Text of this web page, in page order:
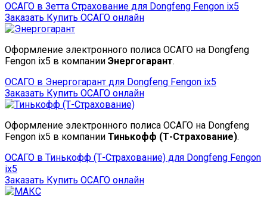
ОСАГО в Зетта Страхование для Dongfeng Fengon ix5
Заказать Купить ОСАГО онлайн
Оформление электронного полиса ОСАГО на Dongfeng
Fengon ix5 в компании Энергогарант.
ОСАГО в Энергогарант для Dongfeng Fengon ix5
Заказать Купить ОСАГО онлайн
Оформление электронного полиса ОСАГО на Dongfeng
Fengon ix5 в компании Тинькофф (Т-Страхование).
ОСАГО в Тинькофф (Т-Страхование) для Dongfeng Fengon
ix5
Заказать Купить ОСАГО онлайн